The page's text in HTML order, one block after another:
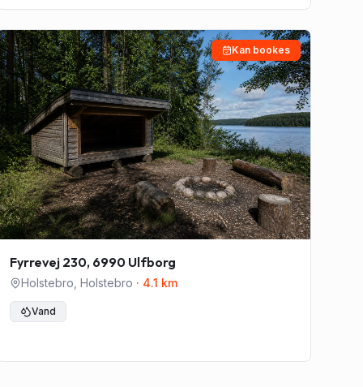
Kan bookes
Fyrrevej 230, 6990 Ulfborg
Holstebro Holstebro · 4.1 km
Vand